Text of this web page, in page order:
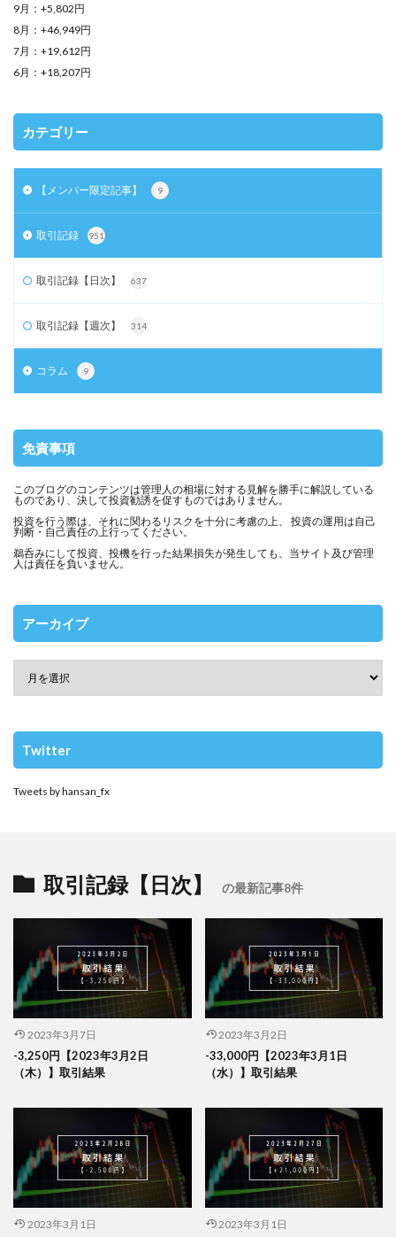
9月：+5,802円
8月：+46,949円
7月：+19,612円
6月：+18,207円
カテゴリー
【メンバー限定記事】 9
取引記録 951
取引記録【日次】 637
取引記録【週次】 314
コラム 9
免責事項
このブログのコンテンツは管理人の相場に対する見解を勝手に解説している
ものであり、決して投資勧誘を促すものではありません。
投資を行う際は、それに関わるリスクを十分に考慮の上、 投資の運用は自己
判断・自己責任の上行ってください。
鵜呑みにして投資、投機を行った結果損失が発生しても、当サイト及び管理
人は責任を負いません。
アーカイブ
Twitter
Tweets by hansan_fx
取引記録【日次】 の最新記事8件
2023年3月7日
-3,250円【2023年3月2日
（木）】取引結果
2023年3月2日
-33,000円【2023年3月1日
（水）】取引結果
2023年3月1日 2023年3月1日